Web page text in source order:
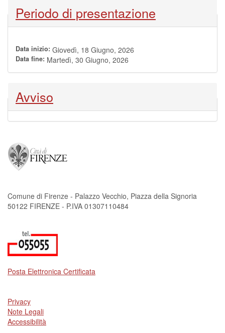
Nascondi
Periodo di presentazione
Data inizio: Giovedì, 18 Giugno, 2026
Data fine: Martedì, 30 Giugno, 2026
Nascondi
Avviso
Comune di Firenze - Palazzo Vecchio, Piazza della Signoria
50122 FIRENZE - P.IVA 01307110484
Posta Elettronica Certificata
Privacy
Note Legali
Accessibilità